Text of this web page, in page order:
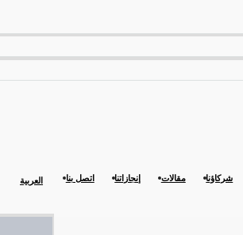
شركاؤنا مقالات إنجازاتنا اتصل بنا العربية